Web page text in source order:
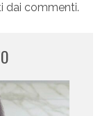
dai commenti.